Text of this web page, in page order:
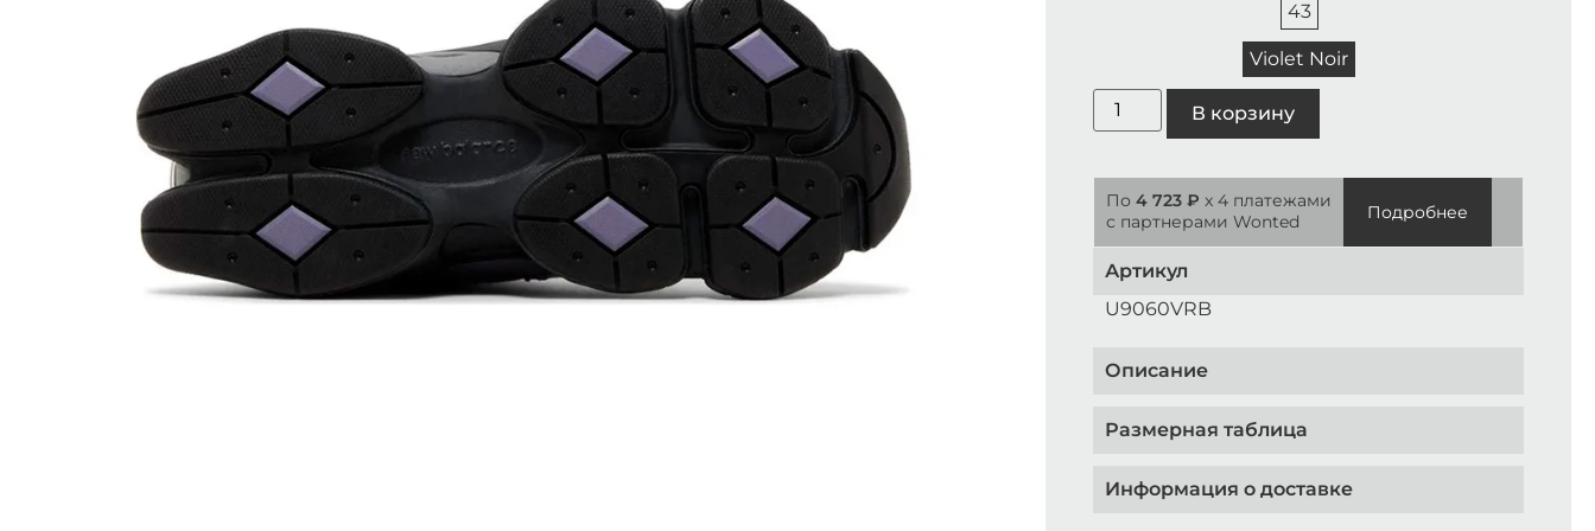
43
Violet Noir
В корзину
По 4 723 ₽ x 4 платежами
с партнерами Wonted
Подробнее
Артикул
U9060VRB
Описание
Размерная таблица
Информация о доставке